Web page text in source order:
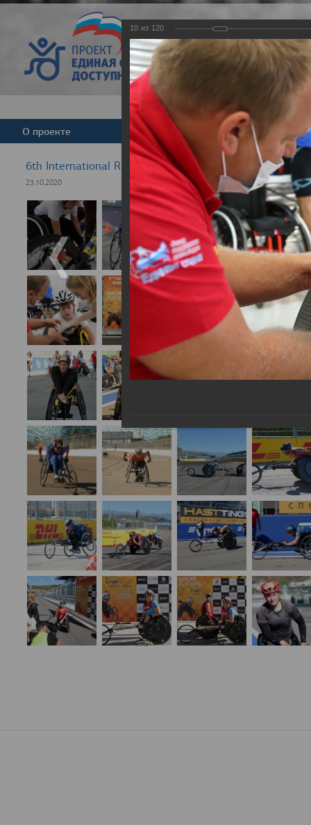
Версия для
О проекте Команда Новости
6th International Rezept-Sport Wheelchair Half
23.10.2020
10 из 120